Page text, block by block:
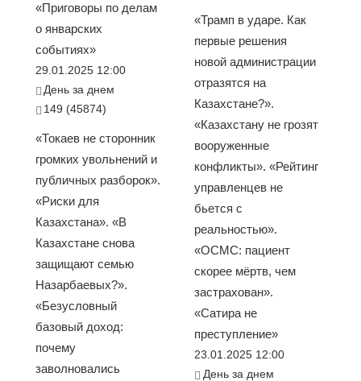
«Приговоры по делам
о январских
событиях»
29.01.2025 12:00
День за днем
149 (45874)
«Токаев не сторонник
громких увольнений и
публичных разборок».
«Риски для
Казахстана». «В
Казахстане снова
защищают семью
Назарбаевых?».
«Безусловный
базовый доход:
почему
заволновались
«Трамп в ударе. Как
первые решения
новой администрации
отразятся на
Казахстане?».
«Казахстану не грозят
вооруженные
конфликты». «Рейтинг
управленцев не
бьется с
реальностью».
«ОСМС: пациент
скорее мёртв, чем
застрахован».
«Сатира не
преступление»
23.01.2025 12:00
День за днем